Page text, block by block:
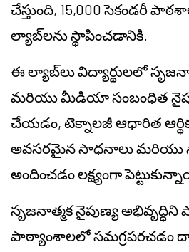
చేస్తుంది, 15,000 సెకండరీ
ల్యాబ్‌లను స్థాపించడానికి.
ఈ ల్యాబ్‌లు విద్యార్థులలో
మరియు మీడియా సంబంధిత
చేయడం, టెక్నాలజీ ఆధారిత
అవసరమైన సాధనాలు మరియు
అందించడం లక్ష్యంగా
సృజనాత్మక నైపుణ్య
పాఠ్యాంశాలలో సమగ్రపరచడం